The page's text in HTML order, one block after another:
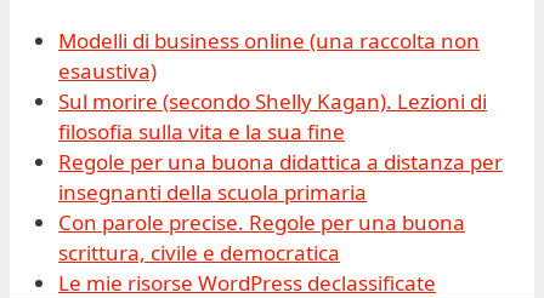
Modelli di business online (una raccolta non
esaustiva)
Sul morire (secondo Shelly Kagan). Lezioni di
filosofia sulla vita e la sua fine
Regole per una buona didattica a distanza per
insegnanti della scuola primaria
Con parole precise. Regole per una buona
scrittura, civile e democratica
Le mie risorse WordPress declassificate